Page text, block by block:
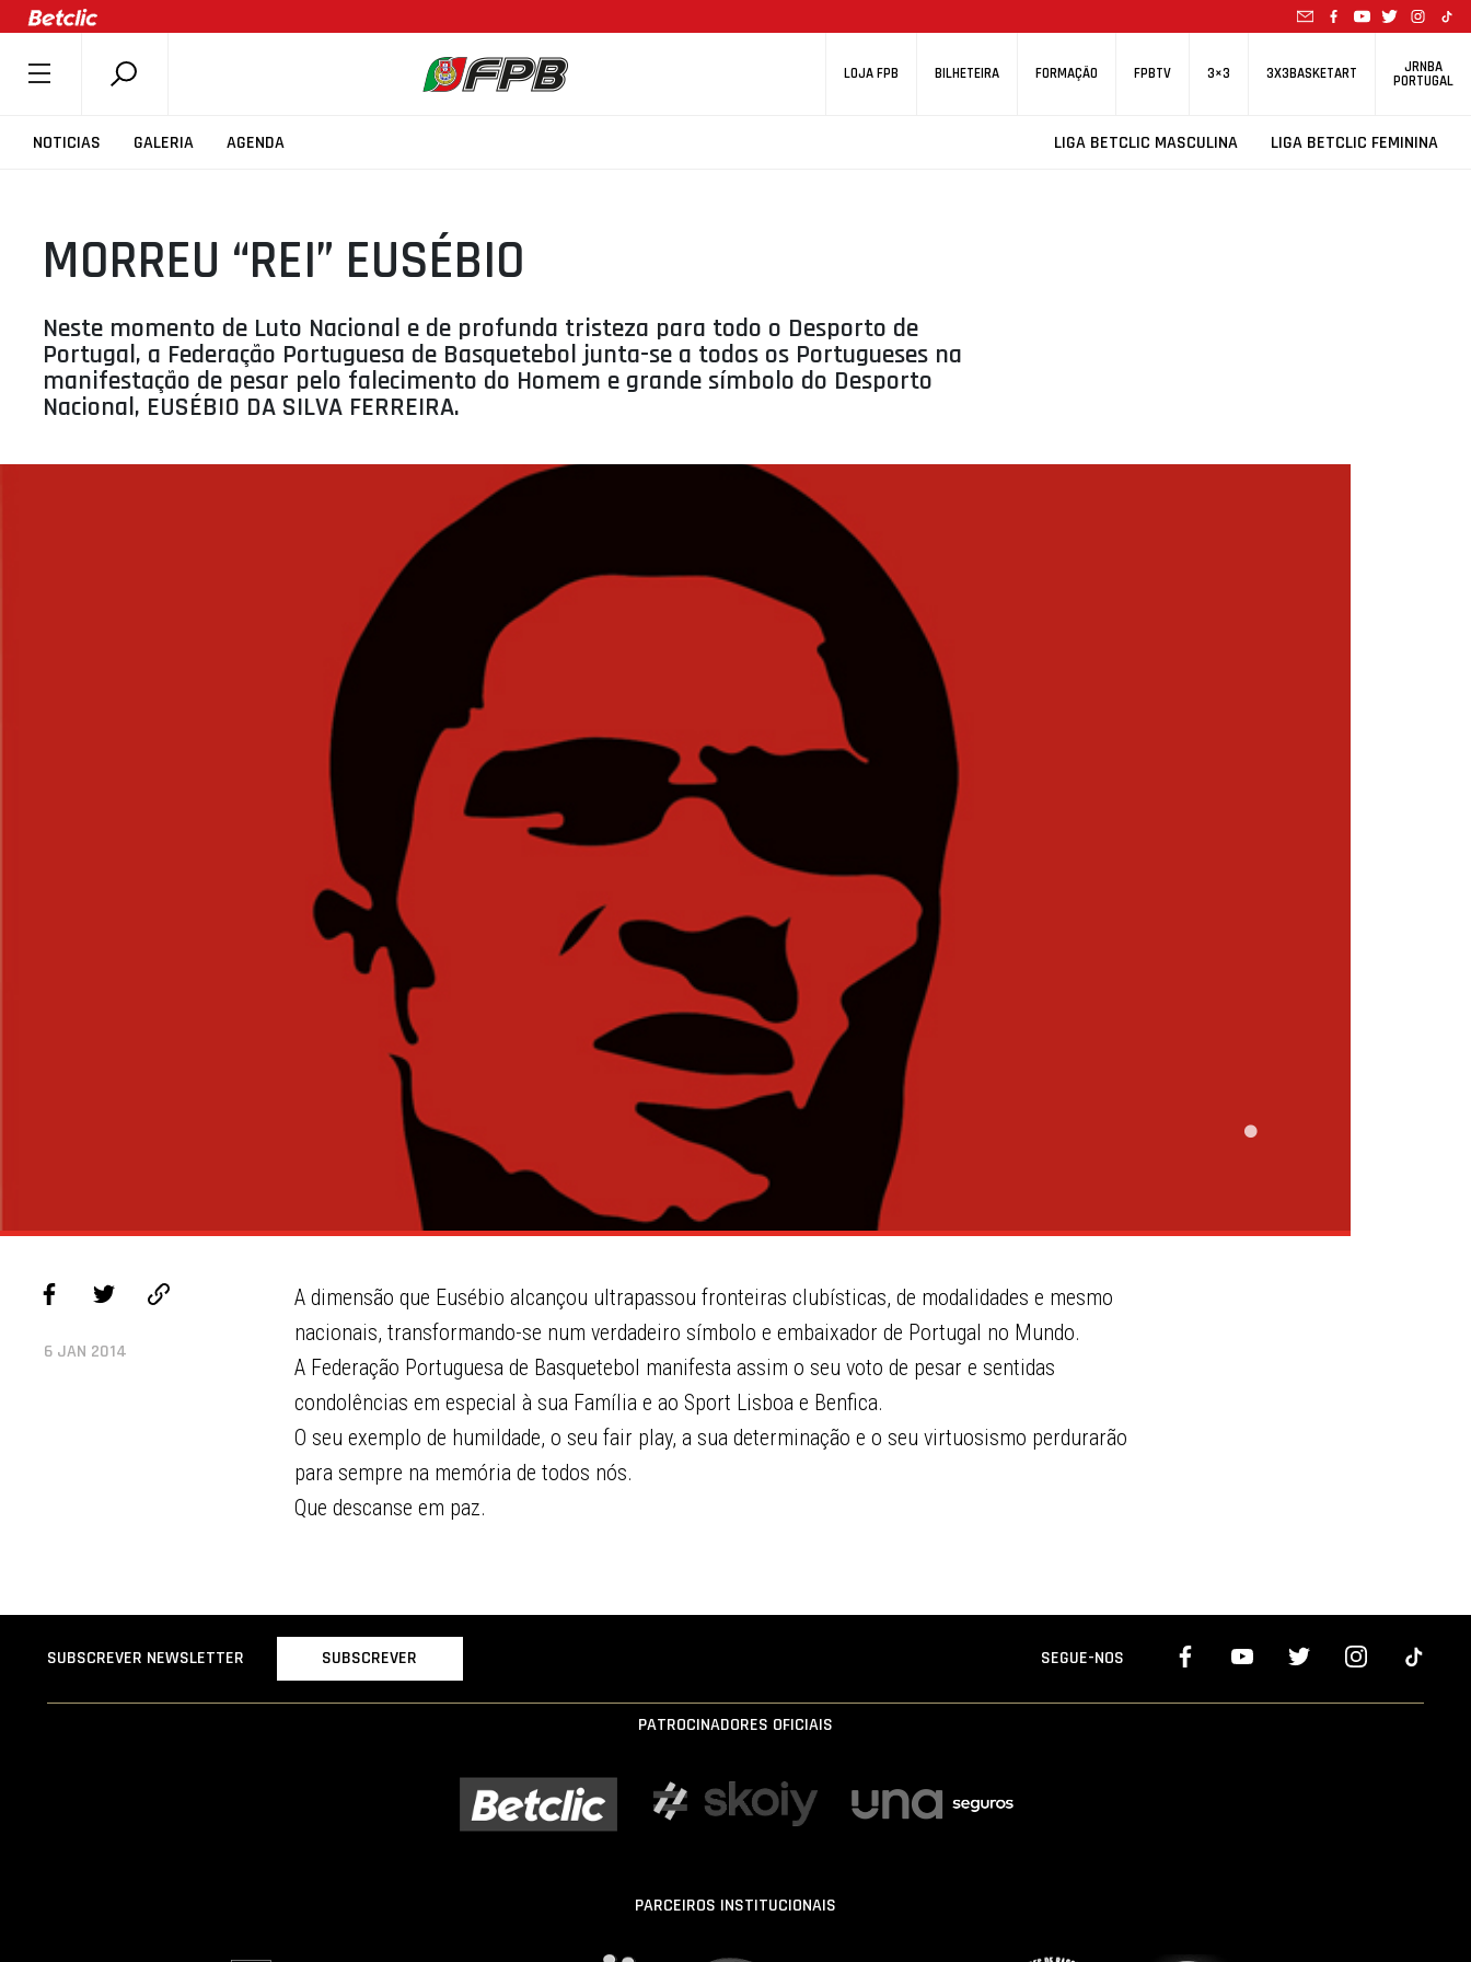
LOJA FPB BILHETEIRA FORMAÇÃO FPBTV 3×3 3X3BASKETART JRNBA
PORTUGAL
NOTICIAS GALERIA AGENDA LIGA BETCLIC MASCULINA LIGA BETCLIC FEMININA
SOBRE A FPB
COMPETIÇÕES
ASSOCIAÇÕES
CLUBES
AGENTES
AGENDA
MORREU “REI” EUSÉBIO
Neste momento de Luto Nacional e de profunda tristeza para todo o Desporto de
Portugal, a Federação Portuguesa de Basquetebol junta-se a todos os Portugueses na
manifestação de pesar pelo falecimento do Homem e grande símbolo do Desporto
Nacional, EUSÉBIO DA SILVA FERREIRA.
6 JAN 2014
A dimensão que Eusébio alcançou ultrapassou fronteiras clubísticas, de modalidades e mesmo
nacionais, transformando-se num verdadeiro símbolo e embaixador de Portugal no Mundo.
A Federação Portuguesa de Basquetebol manifesta assim o seu voto de pesar e sentidas
condolências em especial à sua Família e ao Sport Lisboa e Benfica.
O seu exemplo de humildade, o seu fair play, a sua determinação e o seu virtuosismo perdurarão
para sempre na memória de todos nós.
Que descanse em paz.
SUBSCREVER NEWSLETTER SUBSCREVER SEGUE-NOS
PATROCINADORES OFICIAIS
PARCEIROS INSTITUCIONAIS